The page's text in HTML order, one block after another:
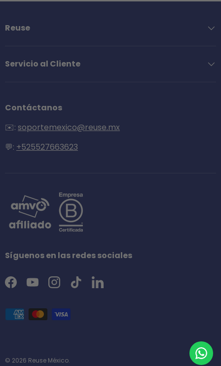
Reuse
Servicio al Cliente
Contáctanos
✉️: soportemexico@reuse.mx
💬: +525527663623
Síguenos en las redes sociales
Facebook
YouTubeInstagram
TikTokLinkedIn
Formas de pago aceptadas
© 2026 Reuse México.